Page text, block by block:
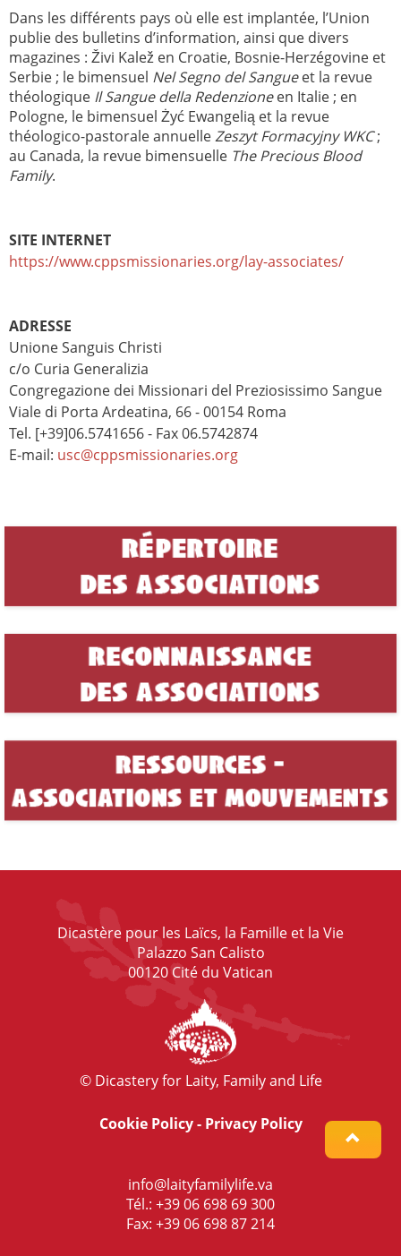
Dans les différents pays où elle est implantée, l’Union
publie des bulletins d’information, ainsi que divers
magazines : Živi Kalež en Croatie, Bosnie-Herzégovine et
Serbie ; le bimensuel Nel Segno del Sangueet la revue
théologique Il Sangue della Redenzioneen Italie ; en
Pologne, le bimensuel Żyć Ewangelią et la revue
théologico-pastorale annuelleZeszyt Formacyjny WKC;
au Canada, la revue bimensuelle The Precious Blood
Family.
SITE INTERNET
https://www.cppsmissionaries.org/lay-associates/
ADRESSE
Unione Sanguis Christi
c/o Curia Generalizia
Congregazione dei Missionari del Preziosissimo Sangue
Viale di Porta Ardeatina, 66 - 00154 Roma
Tel. [+39]06.5741656 - Fax 06.5742874
E-mail: usc@cppsmissionaries.org
Dicastère pour les Laïcs, la Famille et la Vie
Palazzo San Calisto
00120 Cité du Vatican
© Dicastery for Laity, Family and Life
Cookie Policy- Privacy Policy
info@laityfamilylife.va
Tél.: +39 06 698 69 300
Fax: +39 06 698 87 214